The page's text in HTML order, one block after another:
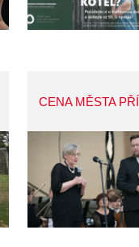
CENA MĚSTA